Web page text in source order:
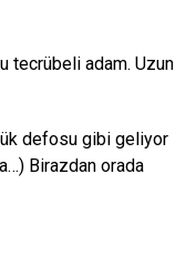
tecrübeli adam. Uzun
defosu gibi geliyor
Birazdan orada